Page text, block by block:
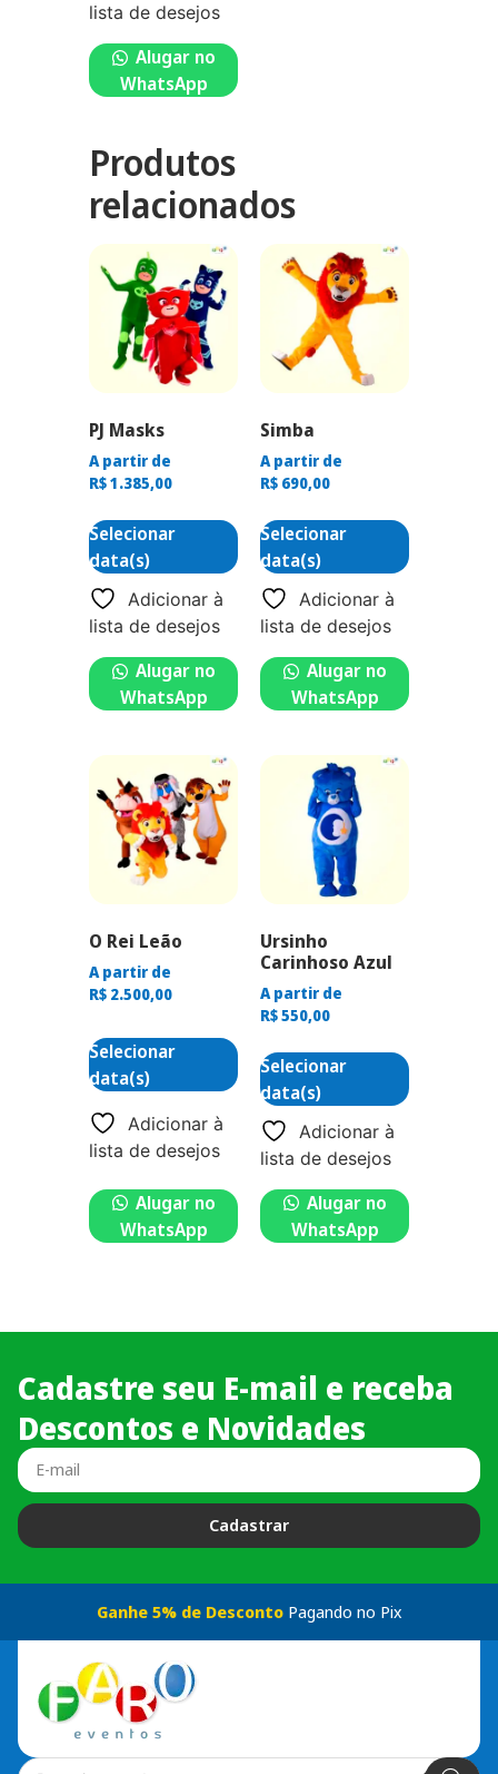
lista de desejos
Alugar no
WhatsApp
Produtos
relacionados
PJ Masks
A partir de
R$1.385,00
Selecionar
data(s)
Adicionar à
lista de desejos
Alugar no
WhatsApp
Simba
A partir de
R$ 690,00
Selecionar
data(s)
Adicionar à
lista de desejos
Alugar no
WhatsApp
O Rei Leão
A partir de
R$ 2.500,00
Selecionar
data(s)
Adicionar à
lista de desejos
Alugar no
WhatsApp
Ursinho
Carinhoso Azul
A partir de
R$550,00
Selecionar
data(s)
Adicionar à
lista de desejos
Alugar no
WhatsApp
Cadastre seu E-mail e receba
Descontos e Novidades
Cadastrar
Ganhe 5% de DescontoPagando no Pix